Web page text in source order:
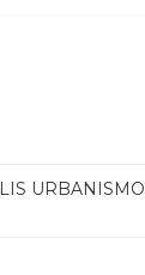
URBANISMO